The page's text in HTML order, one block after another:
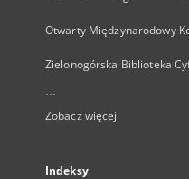
Otwarty Międzynarodowy
Zielonogórska Biblioteka
...
Zobacz więcej
Indeksy